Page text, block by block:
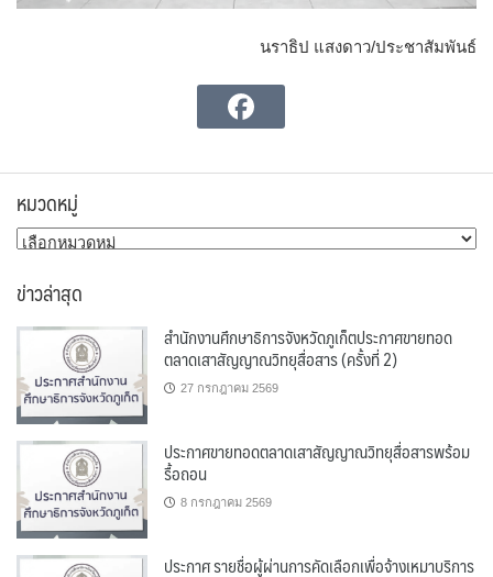
นราธิป แสงดาว/ประชาสัมพันธ์
หมวดหมู่
หมวด
ข่าวล่าสุด
สำนักงานศึกษาธิการจังหวัดภูเก็ตประกาศขายทอด
ตลาดเสาสัญญาณวิทยุสื่อสาร (ครั้งที่ 2)
27 กรกฎาคม 2569
ประกาศขายทอดตลาดเสาสัญญาณวิทยุสื่อสารพร้อม
รื้อถอน
8 กรกฎาคม 2569
ประกาศ รายชื่อผู้ผ่านการคัดเลือกเพื่อจ้างเหมาบริการ